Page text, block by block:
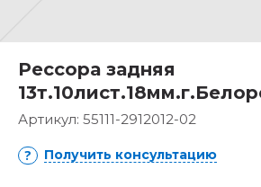
Рессора задняя
Артикул: 55111-2912012-02
Получить консультацию